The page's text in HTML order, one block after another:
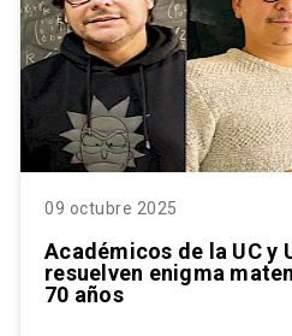
09 octubre 2025
Académicos de la UC y
resuelven enigma
70 años